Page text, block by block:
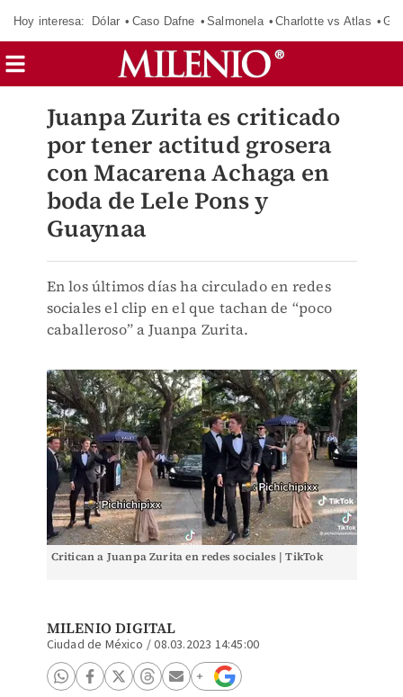
Hoy interesa: Dólar Caso Dafne Salmonela Charlotte vs Atlas
Juanpa Zurita es criticado
por tener actitud grosera
con Macarena Achaga en
boda de Lele Pons y
Guaynaa
En los últimos días ha circulado en redes
sociales el clip en el que tachan de “poco
caballeroso” a Juanpa Zurita.
Critican a Juanpa Zurita en redes sociales | TikTok
MILENIO DIGITAL
Ciudad de México /08.03.2023 14:45:00